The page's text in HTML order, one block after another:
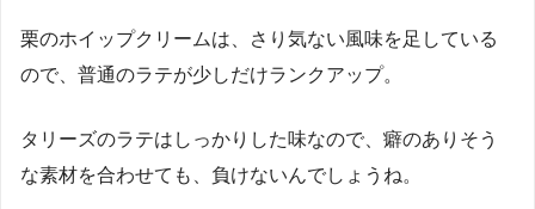
栗のホイップクリームは、さり気ない風味を足している
ので、普通のラテが少しだけランクアップ。
タリーズのラテはしっかりした味なので、癖のありそう
な素材を合わせても、負けないんでしょうね。